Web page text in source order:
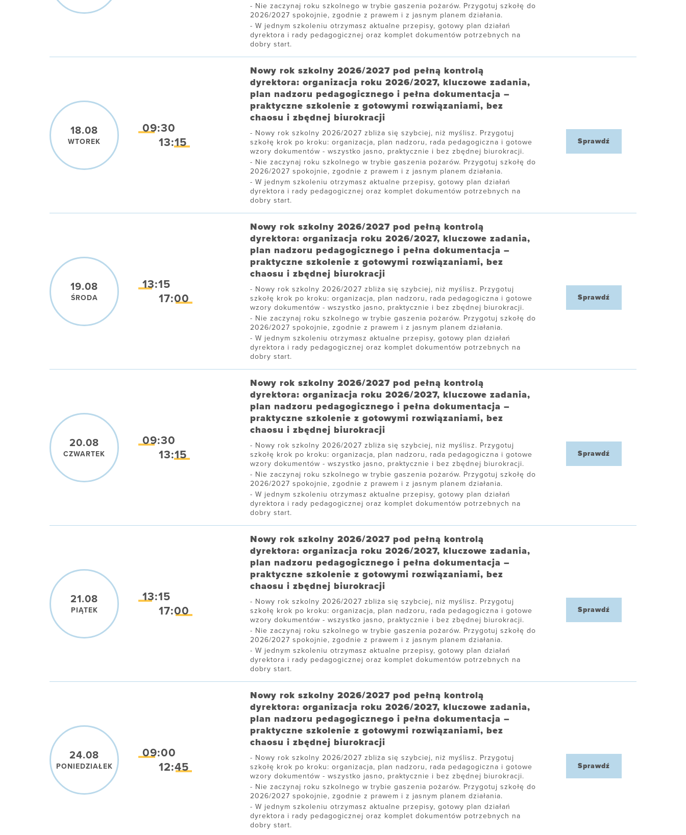
Nie zaczynaj roku szkolnego w trybie gaszenia pożarów. Przygotuj szkołę do
2026/2027 spokojnie, zgodnie z prawem i z jasnym planem działania.
W jednym szkoleniu otrzymasz aktualne przepisy, gotowy plan działań
dyrektora i rady pedagogicznej oraz komplet dokumentów potrzebnych na
dobry start.
18.08
WTOREK
09:30
13:15
Nowy rok szkolny 2026/2027 pod pełną kontrolą
dyrektora: organizacja roku 2026/2027, kluczowe zadania,
plan nadzoru pedagogicznego i pełna dokumentacja –
praktyczne szkolenie z gotowymi rozwiązaniami, bez
chaosu i zbędnej biurokracji
Nowy rok szkolny 2026/2027 zbliża się szybciej, niż myślisz. Przygotuj
szkołę krok po kroku: organizacja, plan nadzoru, rada pedagogiczna i gotowe
wzory dokumentów - wszystko jasno, praktycznie i bez zbędnej biurokracji.
Nie zaczynaj roku szkolnego w trybie gaszenia pożarów. Przygotuj szkołę do
2026/2027 spokojnie, zgodnie z prawem i z jasnym planem działania.
W jednym szkoleniu otrzymasz aktualne przepisy, gotowy plan działań
dyrektora i rady pedagogicznej oraz komplet dokumentów potrzebnych na
dobry start.
Sprawdź
19.08
ŚRODA
13:15
17:00
Nowy rok szkolny 2026/2027 pod pełną kontrolą
dyrektora: organizacja roku 2026/2027, kluczowe zadania,
plan nadzoru pedagogicznego i pełna dokumentacja –
praktyczne szkolenie z gotowymi rozwiązaniami, bez
chaosu i zbędnej biurokracji
Nowy rok szkolny 2026/2027 zbliża się szybciej, niż myślisz. Przygotuj
szkołę krok po kroku: organizacja, plan nadzoru, rada pedagogiczna i gotowe
wzory dokumentów - wszystko jasno, praktycznie i bez zbędnej biurokracji.
Nie zaczynaj roku szkolnego w trybie gaszenia pożarów. Przygotuj szkołę do
2026/2027 spokojnie, zgodnie z prawem i z jasnym planem działania.
W jednym szkoleniu otrzymasz aktualne przepisy, gotowy plan działań
dyrektora i rady pedagogicznej oraz komplet dokumentów potrzebnych na
dobry start.
Sprawdź
20.08
CZWARTEK
09:30
13:15
Nowy rok szkolny 2026/2027 pod pełną kontrolą
dyrektora: organizacja roku 2026/2027, kluczowe zadania,
plan nadzoru pedagogicznego i pełna dokumentacja –
praktyczne szkolenie z gotowymi rozwiązaniami, bez
chaosu i zbędnej biurokracji
Nowy rok szkolny 2026/2027 zbliża się szybciej, niż myślisz. Przygotuj
szkołę krok po kroku: organizacja, plan nadzoru, rada pedagogiczna i gotowe
wzory dokumentów - wszystko jasno, praktycznie i bez zbędnej biurokracji.
Nie zaczynaj roku szkolnego w trybie gaszenia pożarów. Przygotuj szkołę do
2026/2027 spokojnie, zgodnie z prawem i z jasnym planem działania.
W jednym szkoleniu otrzymasz aktualne przepisy, gotowy plan działań
dyrektora i rady pedagogicznej oraz komplet dokumentów potrzebnych na
dobry start.
Sprawdź
21.08
PIĄTEK
13:15
17:00
Nowy rok szkolny 2026/2027 pod pełną kontrolą
dyrektora: organizacja roku 2026/2027, kluczowe zadania,
plan nadzoru pedagogicznego i pełna dokumentacja –
praktyczne szkolenie z gotowymi rozwiązaniami, bez
chaosu i zbędnej biurokracji
Nowy rok szkolny 2026/2027 zbliża się szybciej, niż myślisz. Przygotuj
szkołę krok po kroku: organizacja, plan nadzoru, rada pedagogiczna i gotowe
wzory dokumentów - wszystko jasno, praktycznie i bez zbędnej biurokracji.
Nie zaczynaj roku szkolnego w trybie gaszenia pożarów. Przygotuj szkołę do
2026/2027 spokojnie, zgodnie z prawem i z jasnym planem działania.
W jednym szkoleniu otrzymasz aktualne przepisy, gotowy plan działań
dyrektora i rady pedagogicznej oraz komplet dokumentów potrzebnych na
dobry start.
Sprawdź
24.08
PONIEDZIAŁEK
09:00
12:45
Nowy rok szkolny 2026/2027 pod pełną kontrolą
dyrektora: organizacja roku 2026/2027, kluczowe zadania,
plan nadzoru pedagogicznego i pełna dokumentacja –
praktyczne szkolenie z gotowymi rozwiązaniami, bez
chaosu i zbędnej biurokracji
Nowy rok szkolny 2026/2027 zbliża się szybciej, niż myślisz. Przygotuj
szkołę krok po kroku: organizacja, plan nadzoru, rada pedagogiczna i gotowe
wzory dokumentów - wszystko jasno, praktycznie i bez zbędnej biurokracji.
Nie zaczynaj roku szkolnego w trybie gaszenia pożarów. Przygotuj szkołę do
2026/2027 spokojnie, zgodnie z prawem i z jasnym planem działania.
W jednym szkoleniu otrzymasz aktualne przepisy, gotowy plan działań
dyrektora i rady pedagogicznej oraz komplet dokumentów potrzebnych na
dobry start.
Sprawdź